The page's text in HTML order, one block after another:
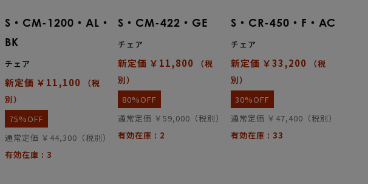
S・CM-1200・AL・
BK
チェア
新定価 ￥11,100
（税
別）
75%OFF
通常定価 ￥44,300（税別）
有効在庫 : 3
S・CM-422・GE
チェア
新定価 ￥11,800
（税
別）
80%OFF
通常定価 ￥59,000（税別）
有効在庫 : 2
S・CR-450・F・AC
チェア
新定価 ￥33,200
（税
別）
30%OFF
通常定価 ￥47,400（税別）
有効在庫 : 33